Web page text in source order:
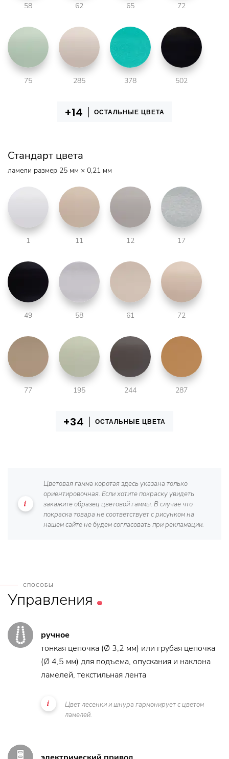
58 62 65 72
75 285 378 502
ОСТАЛЬНЫЕ ЦВЕТА
Стандарт цвета
ламели размер 25 мм × 0,21 мм
1 11 12 17
49 58 61 72
77 195 244 287
ОСТАЛЬНЫЕ ЦВЕТА
Цветовая гамма коротая здесь указана только
ориентировочная. Если хотите покраску увидеть
закажите образец цветовой гаммы. В случае что
покраска товара не соответствует с рисунком на
нашем сайте не будем согласовать при рекламации.
СПОСОБЫ
Управления
ручное
тонкая цепочка (Ø 3,2 мм) или грубая цепочка
(Ø 4,5 мм) для подъема, опускания и наклона
ламелей, текстильная лента
Цвет лесенки и шнура гармонирует с цветом
ламелей.